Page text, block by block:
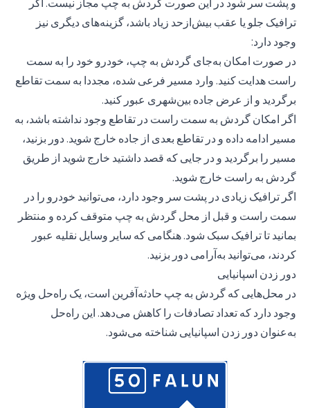
ترافیک جلو یا عقب بیش‌ازحد زیاد باشد، گزینه‌های دیگری نیز
وجود دارد:
در صورت امکان به‌جای گردش به چپ، خودرو خود را به سمت
راست هدایت کنید. وارد مسیر فرعی شده، مجددا به سمت تقاطع
برگردید و از عرض جاده بین‌شهری عبور کنید.
اگر امکان گردش به سمت راست در تقاطع وجود نداشته باشد، به
مسیر ادامه داده و در تقاطع بعدی از جاده خارج شوید. دور بزنید،
مسیر را برگردید و در جایی که قصد داشتید خارج شوید از طریق
گردش به راست خارج شوید.
اگر ترافیک زیادی در پشت سر وجود دارد، می‌توانید خودرو را در
سمت راست و قبل از محل گردش به چپ متوقف کرده و منتظر
بمانید تا ترافیک سبک شود. هنگامی که سایر وسایل نقلیه عبور
کردند، می‌توانید به‌آرامی دور بزنید.
دور زدن اسپانیایی
در محل‌هایی که گردش به چپ حادثه‌آفرین است، یک راه‌حل ویژه
وجود دارد که تعداد تصادفات را کاهش می‌دهد. این راه‌حل
به‌عنوان دور زدن اسپانیایی شناخته می‌شود.